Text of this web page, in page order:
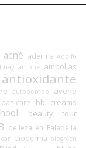
acné aderma Adolfo
amope ampollas
antioxidante
autobombo avene
basicare bb creams
beauty tour
belleza en Falabella
bioderma biogreen